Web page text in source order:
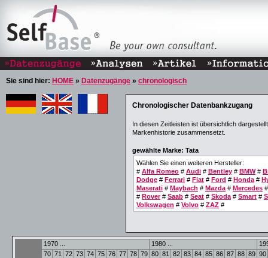
Sie sind hier: HOME » Datenzugänge » chronologisch
Chronologischer Datenbankzugang
In diesen Zeitleisten ist übersichtlich
Markenhistorie zusammensetzt.
gewählte Marke: Tata
Wählen Sie einen weiteren Hersteller:
# Alfa Romeo # Audi # Bentley # BMW#
Dodge # Ferrari # Fiat # Ford # Honda #
Maserati # Maybach # Mazda # Mercedes
# Rover# Saab # Seat # Skoda # Smart #
Volkswagen # Volvo # ZAZ #
1970 ... 1980 ...
70 71 72 73 74 75 76 77 78 79 80 81 82 83 84 85 86 87 88 89 90